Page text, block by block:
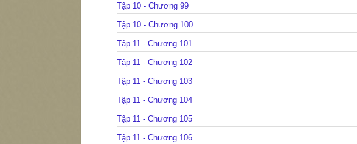
Tập 10 - Chương 99
Tập 10 - Chương 100
Tập 11 - Chương 101
Tập 11 - Chương 102
Tập 11 - Chương 103
Tập 11 - Chương 104
Tập 11 - Chương 105
Tập 11 - Chương 106